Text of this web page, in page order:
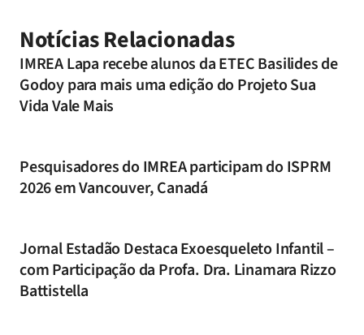
Notícias Relacionadas
IMREA Lapa recebe alunos da ETEC Basilides de
Godoy para mais uma edição do Projeto Sua
Vida Vale Mais
Pesquisadores do IMREA participam do ISPRM
2026 em Vancouver, Canadá
Jornal Estadão Destaca Exoesqueleto Infantil –
com Participação da Profa. Dra. Linamara Rizzo
Battistella